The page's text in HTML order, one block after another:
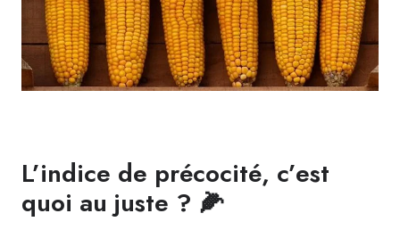
L’indice de précocité, c’est
quoi au juste ? 🌽